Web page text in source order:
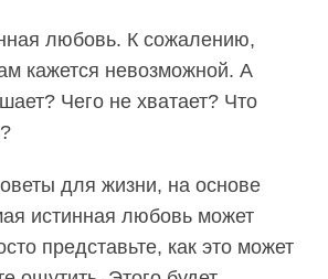
любовь. К сожалению,
кажется невозможной. А
Чего не хватает? Что
для жизни, на основе
истинная любовь может
представьте, как это может